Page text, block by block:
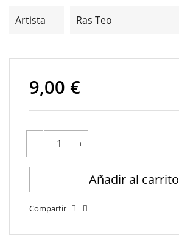
Artista Ras Teo
9,00 €
Añadir al carrito
Compartir